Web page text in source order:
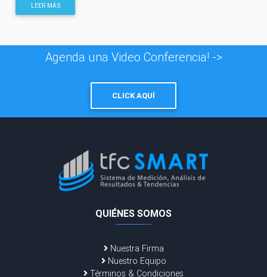
LEER MÁS
Agenda una Video Conferencia! ->
CLICK AQUÍ
QUIÉNES SOMOS
Nuestra Firma
Nuestro Equipo
Términos & Condiciones